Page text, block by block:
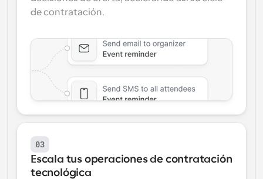
de contratación.
03
Escala tus operaciones de contratación
tecnológica